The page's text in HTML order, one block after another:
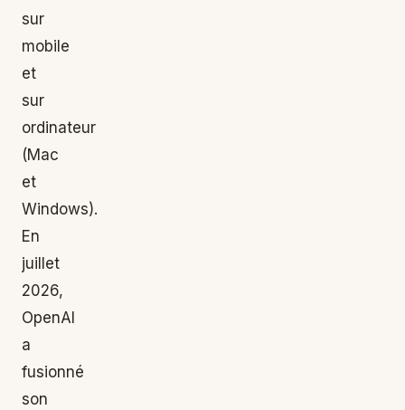
sur
mobile
et
sur
ordinateur
(Mac
et
Windows).
En
juillet
2026,
OpenAI
a
fusionné
son